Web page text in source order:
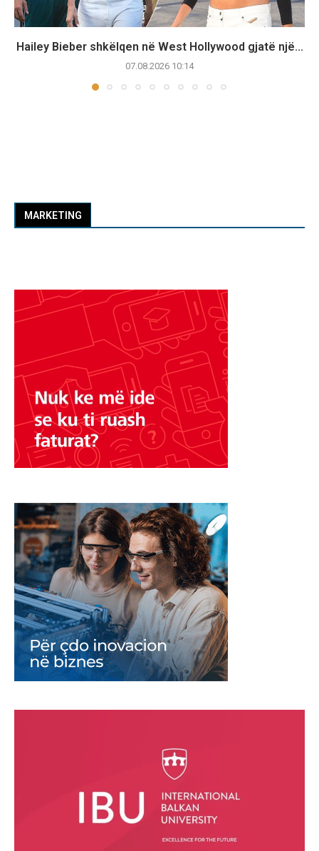
Hailey Bieber shkëlqen në West Hollywood gjatë një...
07.08.2026 10:14
MARKETING